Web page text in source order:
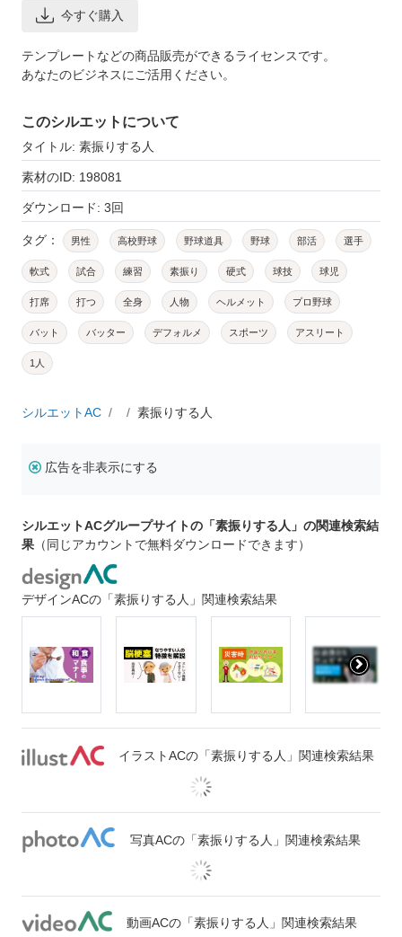
今すぐ購入
テンプレートなどの商品販売ができるライセンスです。
あなたのビジネスにご活用ください。
このシルエットについて
タイトル: 素振りする人
素材のID: 198081
ダウンロード: 3回
タグ： 男性 高校野球 野球道具 野球 部活 選手
軟式 試合 練習 素振り 硬式 球技 球児
打席 打つ 全身 人物 ヘルメット プロ野球
バット バッター デフォルメ スポーツ アスリート
1人
シルエットAC 素振りする人
広告を非表示にする
シルエットACグループサイトの「素振りする人」の関連検索結
果 （同じアカウントで無料ダウンロードできます）
デザインACの「素振りする人」関連検索結果
イラストACの「素振りする人」関連検索結果
写真ACの「素振りする人」関連検索結果
動画ACの「素振りする人」関連検索結果